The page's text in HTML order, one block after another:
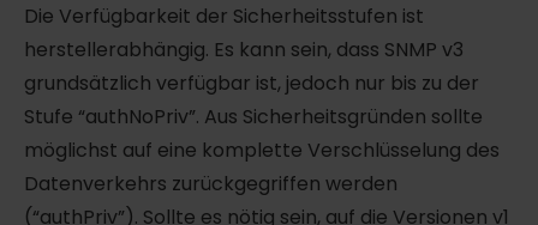
Die Verfügbarkeit der Sicherheitsstufen ist
herstellerabhängig. Es kann sein, dass SNMP v3
grundsätzlich verfügbar ist, jedoch nur bis zu der
Stufe “authNoPriv”. Aus Sicherheitsgründen sollte
möglichst auf eine komplette Verschlüsselung des
Datenverkehrs zurückgegriffen werden
(“authPriv”). Sollte es nötig sein, auf die Versionen v1